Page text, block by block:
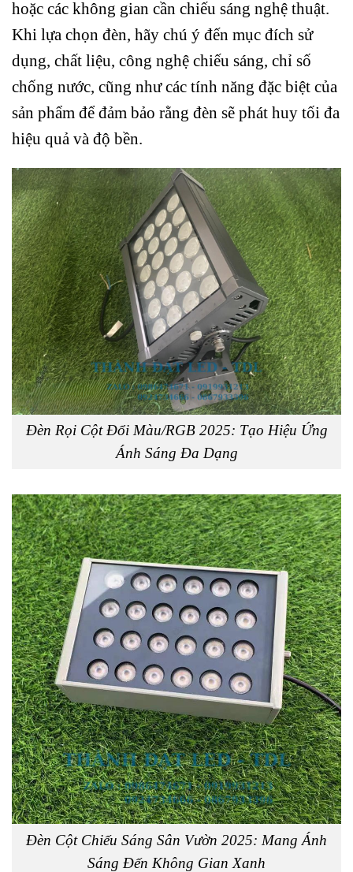
to
content
hoặc các không gian cần chiếu sáng nghệ thuật.
Khi lựa chọn đèn, hãy chú ý đến mục đích sử
dụng, chất liệu, công nghệ chiếu sáng, chỉ số
chống nước, cũng như các tính năng đặc biệt của
sản phẩm để đảm bảo rằng đèn sẽ phát huy tối đa
hiệu quả và độ bền.
Đèn Rọi Cột Đổi Màu/RGB 2025: Tạo Hiệu Ứng
Ánh Sáng Đa Dạng
Đèn Cột Chiếu Sáng Sân Vườn 2025: Mang Ánh
Sáng Đến Không Gian Xanh